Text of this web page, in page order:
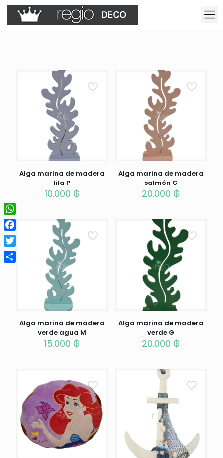
Alga marina de madera
lila P
10.000 ₲
Alga marina de madera
salmón G
20.000 ₲
Alga marina de madera
verde agua M
15.000 ₲
Alga marina de madera
verde G
20.000 ₲
WhatsApp
Facebook
Twitter